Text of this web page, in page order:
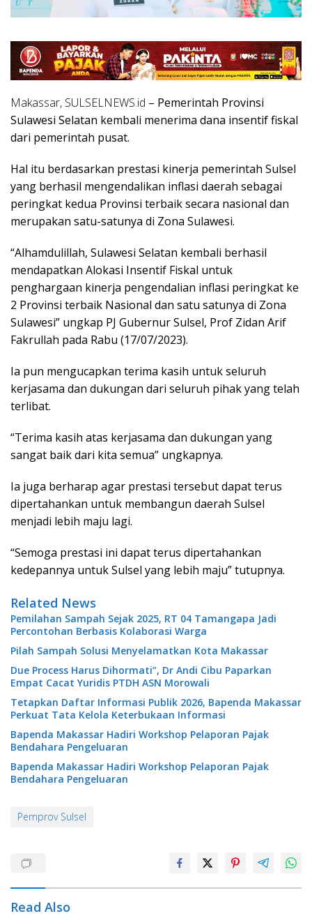
Makassar, SULSELNEWS.id – Pemerintah Provinsi
Sulawesi Selatan kembali menerima dana insentif fiskal
dari pemerintah pusat.
Hal itu berdasarkan prestasi kinerja pemerintah Sulsel
yang berhasil mengendalikan inflasi daerah sebagai
peringkat kedua Provinsi terbaik secara nasional dan
merupakan satu-satunya di Zona Sulawesi.
“Alhamdulillah, Sulawesi Selatan kembali berhasil
mendapatkan Alokasi Insentif Fiskal untuk
penghargaan kinerja pengendalian inflasi peringkat ke
2 Provinsi terbaik Nasional dan satu satunya di Zona
Sulawesi” ungkap PJ Gubernur Sulsel, Prof Zidan Arif
Fakrullah pada Rabu (17/07/2023).
Ia pun mengucapkan terima kasih untuk seluruh
kerjasama dan dukungan dari seluruh pihak yang telah
terlibat.
“Terima kasih atas kerjasama dan dukungan yang
sangat baik dari kita semua” ungkapnya.
Ia juga berharap agar prestasi tersebut dapat terus
dipertahankan untuk membangun daerah Sulsel
menjadi lebih maju lagi.
“Semoga prestasi ini dapat terus dipertahankan
kedepannya untuk Sulsel yang lebih maju” tutupnya.
Related News
Pemilahan Sampah Sejak 2025, RT 04 Tamangapa Jadi
Percontohan Berbasis Kolaborasi Warga
Pilah Sampah Solusi Menyelamatkan Kota Makassar
Due Process Harus Dihormati”, Dr Andi Cibu Paparkan
Empat Cacat Yuridis PTDH ASN Morowali
Tetapkan Daftar Informasi Publik 2026, Bapenda Makassar
Perkuat Tata Kelola Keterbukaan Informasi
Bapenda Makassar Hadiri Workshop Pelaporan Pajak
Bendahara Pengeluaran
Bapenda Makassar Hadiri Workshop Pelaporan Pajak
Bendahara Pengeluaran
Pemprov Sulsel
Read Also